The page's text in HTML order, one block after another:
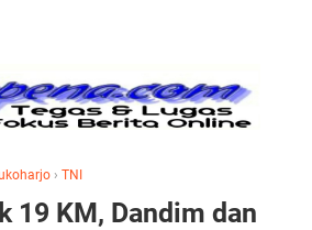
› TNI
19 KM, Dandim dan